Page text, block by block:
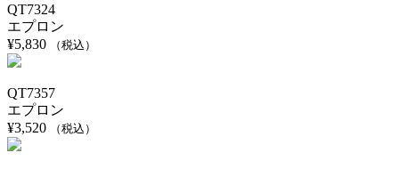
QT7324
エプロン
¥5,830 （税込）
QT7357
エプロン
¥3,520 （税込）